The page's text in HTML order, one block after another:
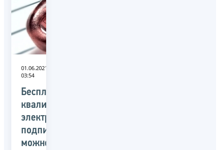
01.06.2021
03:54
Бесплатную
квалифицированную
электронную
подпись
можно